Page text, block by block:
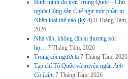
Bình minh đỏ trên Trung Quốc – Chủ
nghĩa Cộng sản Chế ngự một phần tư
Nhân loại thế nào (kỳ 4) 8 Tháng Tám,
2026
Nhà văn, không cần ai thương xót
họ… 7 Tháng Tám, 2026
Trong cõi người ta 7 Tháng Tám, 2026
Tạp chí Tổ Quốc và truyện ngắnAnh
Cò Lấm 7 Tháng Tám, 2026